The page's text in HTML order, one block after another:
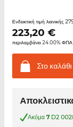
Ενδεικτική τιμή λιανικής
223,20 €
περιλαμβάνει 24.00% ΦΠΑ
Στο καλάθι
Ακόμα 7D2